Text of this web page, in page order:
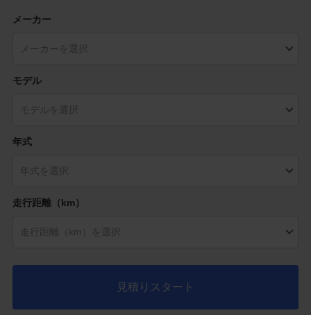
メーカー
モデル
年式
走行距離（km）
見積りスタート